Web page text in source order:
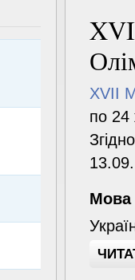
XVII
по 24
Мова